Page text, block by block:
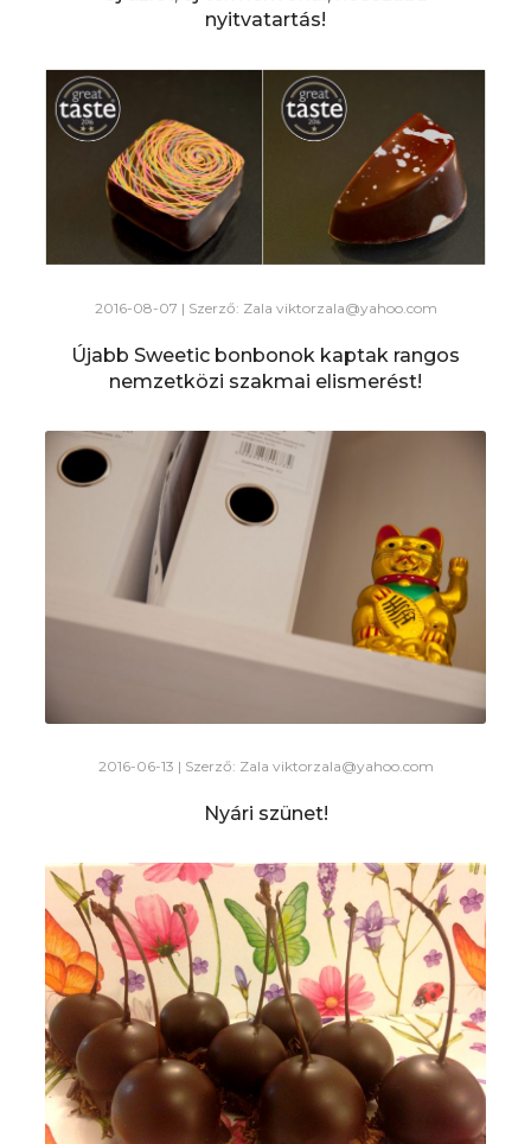
nyitvatartás!
2016-08-07 | Szerző: Zala viktorzala@yahoo.com
Újabb Sweetic bonbonok kaptak rangos
nemzetközi szakmai elismerést!
2016-06-13 | Szerző: Zala viktorzala@yahoo.com
Nyári szünet!